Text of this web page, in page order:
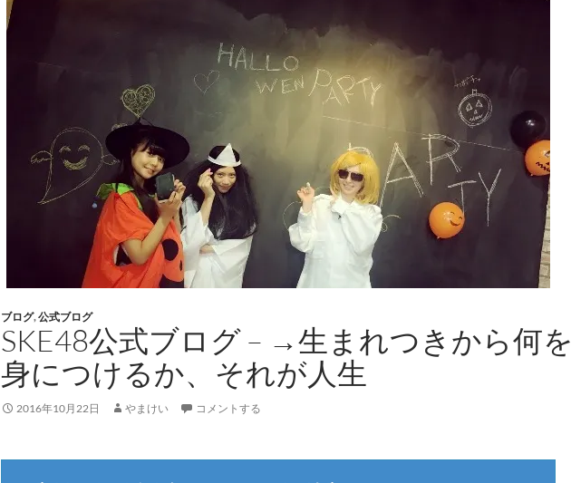
ブログ,公式ブログ
SKE48公式ブログ – →生まれつきから何を
身につけるか、それが人生
2016年10月22日 やまけい コメントする